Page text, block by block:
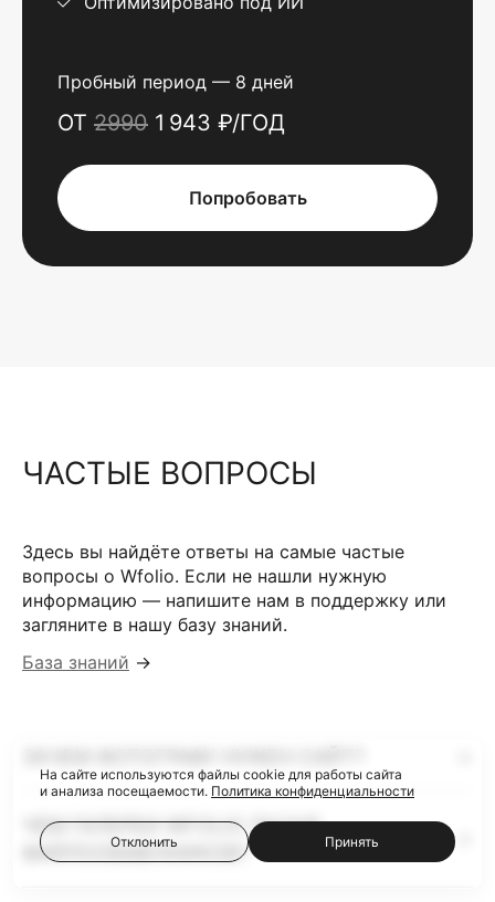
Пробный период — 8 дней
ОТ 2990 1 943 ₽/ГОД
Попробовать
ЧАСТЫЕ ВОПРОСЫ
Здесь вы найдёте ответы на самые частые
вопросы о Wfolio. Если не нашли нужную
информацию — напишите нам в поддержку или
загляните в нашу базу знаний.
База знаний →
ЧЕМ ГАЛЕРЕИ WFOLIO ЛУЧШЕ
ФАЙЛООБМЕННИКОВ?
На сайте используются файлы cookie для работы сайта
и анализа посещаемости. Политика конфиденциальности
Отклонить Принять